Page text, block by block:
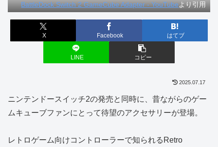
BattleDock Switch 2 GameCube Adapter - YouTubeより引用
X Facebook はてブ
LINE コピー
2025.07.17
ニンテンドースイッチ2の発売と同時に、昔ながらのゲー
ムキューブファンにとって待望のアクセサリーが登場。
レトロゲーム向けコントローラーで知られるRetro